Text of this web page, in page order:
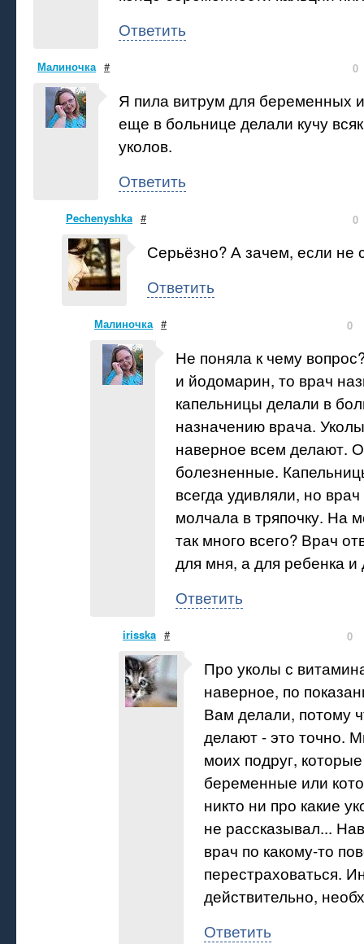
Ответить
Малиночка # 0
Я пила витрум для беременных
еще в больнице делали кучу
уколов.
Ответить
Pechenyshka # 0
Серьёзно? А зачем, если не
Ответить
Малиночка # 0
Не поняла к чему
и йодомарин, то врач
капельницы делали в
назначению врача.
наверное всем делают.
болезненные.
всегда удивляли, но
молчала в тряпочку. На
так много всего? Врач
для мня, а для ребенка и
Ответить
irisska # 0
Про уколы с
наверное, по
Вам делали, потому
делают - это точно.
моих подруг,
беременные или
никто ни про какие
не рассказывал...
врач по какому-то
перестраховаться.
действительно,
Ответить